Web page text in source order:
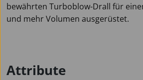
bewährten Turboblow-Drall für
und mehr Volumen ausgerüstet.
Attribute